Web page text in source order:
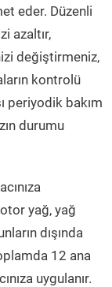
eder. Düzenli
azaltır,
değiştirmeniz,
kontrolü
periyodik bakım
durumu
yağ, yağ
dışında
12 ana
uygulanır.